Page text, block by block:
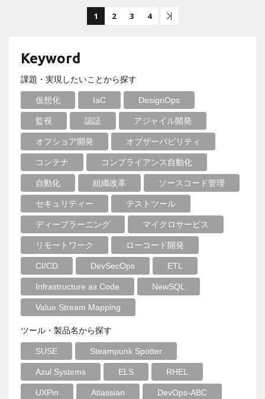
1 2 3 4
Keyword
課題・実現したいことから探す
仮想化 IaC DesignOps
監視 認証 アジャイル開発
オフショア開発 オブザーバビリティ
コンテナ コンプライアンス自動化
自動化 組織改革 ソースコード管理
セキュリティー テストツール
ディープラーニング マイクロサービス
リモートワーク ローコード開発
CI/CD DevSecOps ETL
Infrastructure as Code NewSQL
Value Stream Mapping
ツール・製品名から探す
SUSE Steampunk Spotter
Azul Systems ELS RHEL
UXPin Atlassian DevOps-ABC